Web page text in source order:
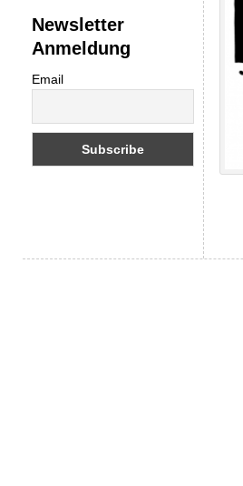
Newsletter
Anmeldung
Email